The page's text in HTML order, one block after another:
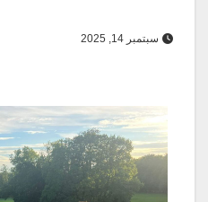
سبتمبر 14, 2025